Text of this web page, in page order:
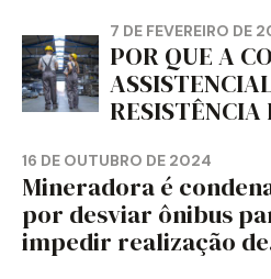
7 DE FEVEREIRO DE
POR QUE A
RESISTÊNCIA
16 DE OUTUBRO DE 2024
Mineradora é
por desviar ônibus
impedir realização de